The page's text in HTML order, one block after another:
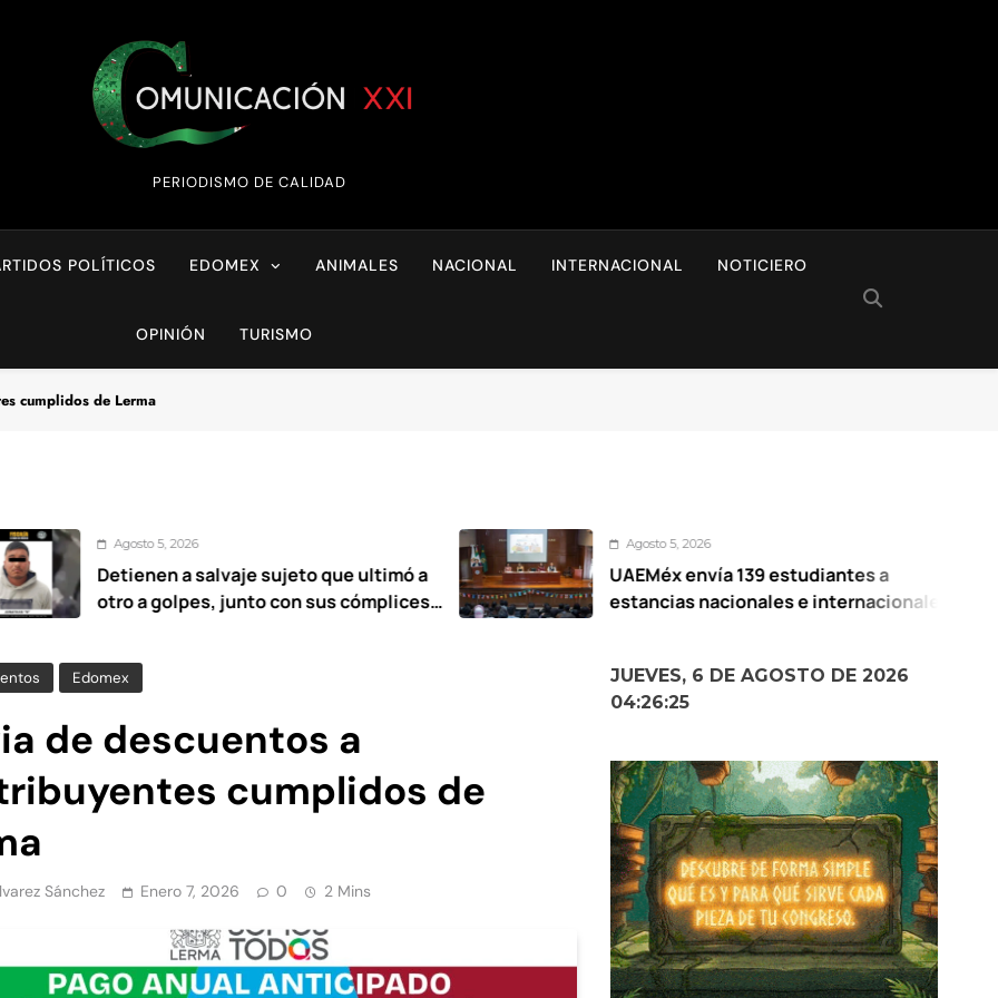
Comunicación XXI
PERIODISMO DE CALIDAD
POLÍTICOS EDOMEX ANIMALES NACIONAL INTERNACIONAL NOTICIERO
OPINIÓN TURISMO
cumplidos de Lerma
5, 2026
a salvaje sujeto que ultimó a
a golpes, junto con sus cómplices
Agosto 5, 2026
UAEMéx envía 139 estudiantes a
estancias nacionales e internacionales
Edomex
de descuentos a
cumplidos de
Sánchez Enero 7, 2026 0 2 Mins
JUEVES, 6 DE AGOSTO DE 2026
04:26:26